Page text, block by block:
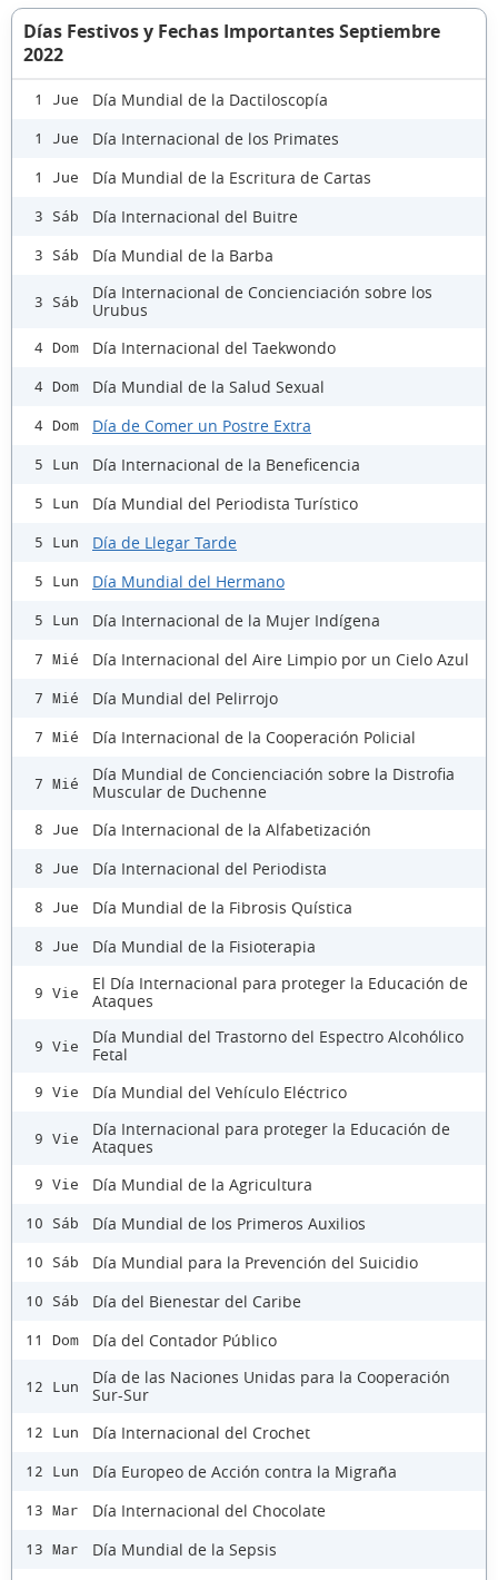
Días Festivos y Fechas Importantes Septiembre
2022
1 Jue Día Mundial de la Dactiloscopía
1 Jue Día Internacional de los Primates
1 Jue Día Mundial de la Escritura de Cartas
3 Sáb Día Internacional del Buitre
3 Sáb Día Mundial de la Barba
3 Sáb
Día Internacional de Concienciación sobre los
Urubus
4 Dom Día Internacional del Taekwondo
4 Dom Día Mundial de la Salud Sexual
4 Dom Día de Comer un Postre Extra
5 Lun Día Internacional de la Beneficencia
5 Lun Día Mundial del Periodista Turístico
5 Lun Día de Llegar Tarde
5 Lun Día Mundial del Hermano
5 Lun Día Internacional de la Mujer Indígena
7 Mié Día Internacional del Aire Limpio por un Cielo Azul
7 Mié Día Mundial del Pelirrojo
7 Mié Día Internacional de la Cooperación Policial
7 Mié
Día Mundial de Concienciación sobre la Distrofia
Muscular de Duchenne
8 Jue Día Internacional de la Alfabetización
8 Jue Día Internacional del Periodista
8 Jue Día Mundial de la Fibrosis Quística
8 Jue Día Mundial de la Fisioterapia
9 Vie
El Día Internacional para proteger la Educación de
Ataques
9 Vie
Día Mundial del Trastorno del Espectro Alcohólico
Fetal
9 Vie Día Mundial del Vehículo Eléctrico
9 Vie
Día Internacional para proteger la Educación de
Ataques
9 Vie Día Mundial de la Agricultura
10 Sáb Día Mundial de los Primeros Auxilios
10 Sáb Día Mundial para la Prevención del Suicidio
10 Sáb Día del Bienestar del Caribe
11 Dom Día del Contador Público
12 Lun
Día de las Naciones Unidas para la Cooperación
Sur-Sur
12 Lun Día Internacional del Crochet
12 Lun Día Europeo de Acción contra la Migraña
13 Mar Día Internacional del Chocolate
13 Mar
Día Mundial de la Sepsis